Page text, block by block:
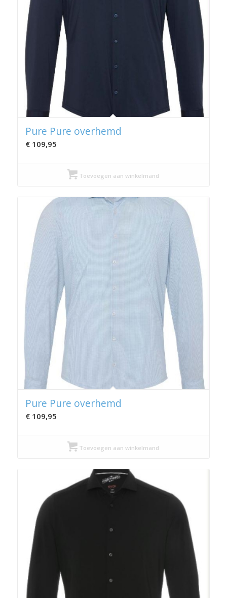
Pure Pure overhemd
€109,95
Toevoegen aan winkelmand
Pure Pure overhemd
€109,95
Toevoegen aan winkelmand